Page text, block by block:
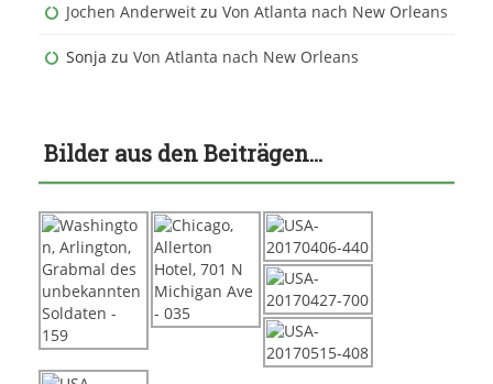
Jochen Anderweit zu Von Atlanta nach New Orleans
Sonja zu Von Atlanta nach New Orleans
Bilder aus den Beiträgen…